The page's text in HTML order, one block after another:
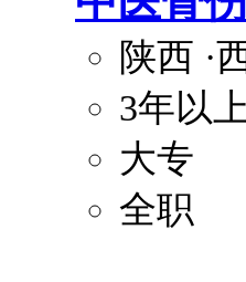
陕西 ·
3年以上
大专
全职